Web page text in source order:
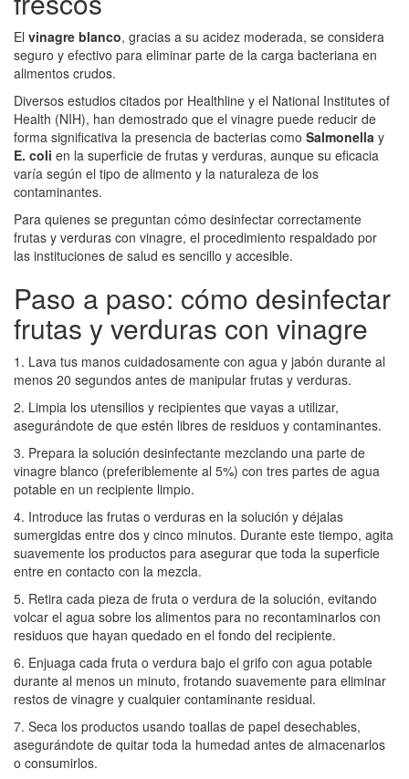
El vinagre blanco, gracias a su acidez moderada, se considera
seguro y efectivo para eliminar parte de la carga bacteriana en
alimentos crudos.
Diversos estudios citados por Healthline y el National Institutes of
Health (NIH), han demostrado que el vinagre puede reducir de
forma significativa la presencia de bacterias como Salmonella y
E. coli en la superficie de frutas y verduras, aunque su eficacia
varía según el tipo de alimento y la naturaleza de los
contaminantes.
Para quienes se preguntan cómo desinfectar correctamente
frutas y verduras con vinagre, el procedimiento respaldado por
las instituciones de salud es sencillo y accesible.
Paso a paso: cómo desinfectar
frutas y verduras con vinagre
1. Lava tus manos cuidadosamente con agua y jabón durante al
menos 20 segundos antes de manipular frutas y verduras.
2. Limpia los utensilios y recipientes que vayas a utilizar,
asegurándote de que estén libres de residuos y contaminantes.
3. Prepara la solución desinfectante mezclando una parte de
vinagre blanco (preferiblemente al 5%) con tres partes de agua
potable en un recipiente limpio.
4. Introduce las frutas o verduras en la solución y déjalas
sumergidas entre dos y cinco minutos. Durante este tiempo, agita
suavemente los productos para asegurar que toda la superficie
entre en contacto con la mezcla.
5. Retira cada pieza de fruta o verdura de la solución, evitando
volcar el agua sobre los alimentos para no recontaminarlos con
residuos que hayan quedado en el fondo del recipiente.
6. Enjuaga cada fruta o verdura bajo el grifo con agua potable
durante al menos un minuto, frotando suavemente para eliminar
restos de vinagre y cualquier contaminante residual.
7. Seca los productos usando toallas de papel desechables,
asegurándote de quitar toda la humedad antes de almacenarlos
o consumirlos.